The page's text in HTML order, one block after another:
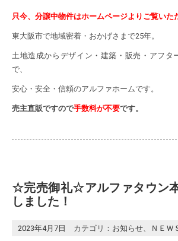
只今、 分譲中物件はホームページよりご覧いた
東大阪市で地域密着・おかげさまで25年。
土地造成からデザイン・建築・販売・アフタ
で、
安心・安全・信頼のアルファホームです。
売主直販ですので手数料が不要です。
☆完売御礼☆アルファタウン
しました！
2023年4月7日 カテゴリ： お知らせ、 ＮＥＷ